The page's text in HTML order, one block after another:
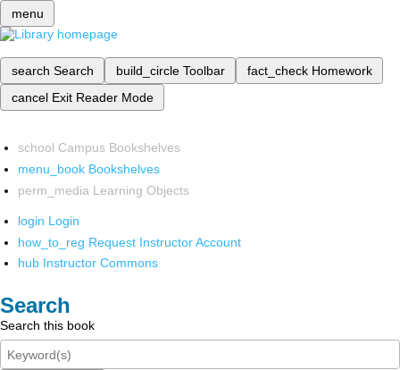
menu
search Search build_circle Toolbar fact_check Homework
cancel Exit Reader Mode
school Campus Bookshelves
menu_book Bookshelves
perm_media Learning Objects
login Login
how_to_reg Request Instructor Account
hub Instructor Commons
Search
Search this book